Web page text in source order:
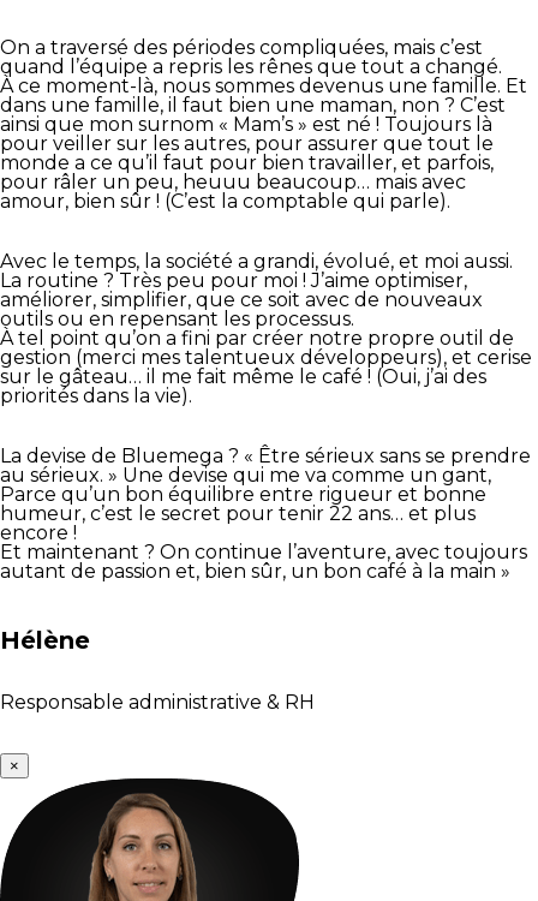
On a traversé des périodes compliquées, mais c’est
quand l’équipe a repris les rênes que tout a changé.
À ce moment-là, nous sommes devenus une famille. Et
dans une famille, il faut bien une maman, non ? C’est
ainsi que mon surnom « Mam’s » est né ! Toujours là
pour veiller sur les autres, pour assurer que tout le
monde a ce qu’il faut pour bien travailler, et parfois,
pour râler un peu, heuuu beaucoup… mais avec
amour, bien sûr ! (C’est la comptable qui parle).
Avec le temps, la société a grandi, évolué, et moi aussi.
La routine ? Très peu pour moi ! J’aime optimiser,
améliorer, simplifier, que ce soit avec de nouveaux
outils ou en repensant les processus.
À tel point qu’on a fini par créer notre propre outil de
gestion (merci mes talentueux développeurs), et cerise
sur le gâteau… il me fait même le café ! (Oui, j’ai des
priorités dans la vie).
La devise de Bluemega ? « Être sérieux sans se prendre
au sérieux. » Une devise qui me va comme un gant,
Parce qu’un bon équilibre entre rigueur et bonne
humeur, c’est le secret pour tenir 22 ans… et plus
encore !
Et maintenant ? On continue l’aventure, avec toujours
autant de passion et, bien sûr, un bon café à la main »
Hélène
Responsable administrative & RH
×